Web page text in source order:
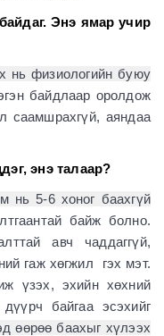
Энэ ямар учир
нь физиологийн буюу
байдлаар оролдож
саамшрахгүй, аяндаа
энэ талаар?
нь 5-6 хоног баахгүй
байж болно.
авч чаддаггүй,
гаж хөгжил гэх мэт.
үзэх, эхийн хөхний
байгаа эсэхийг
өөрөө баахыг хүлээх